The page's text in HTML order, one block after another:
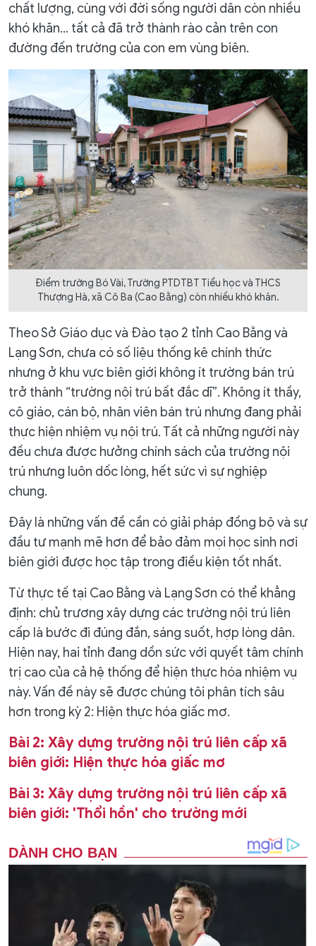
chất lượng, cùng với đời sống người dân còn nhiều
khó khăn… tất cả đã trở thành rào cản trên con
đường đến trường của con em vùng biên.
Điểm trường Bó Vài, Trường PTDTBT Tiểu học và THCS
Thượng Hà, xã Cô Ba (Cao Bằng) còn nhiều khó khăn.
Theo Sở Giáo dục và Đào tạo 2 tỉnh Cao Bằng và
Lạng Sơn, chưa có số liệu thống kê chính thức
nhưng ở khu vực biên giới không ít trường bán trú
trở thành “trường nội trú bất đắc dĩ”. Không ít thầy,
cô giáo, cán bộ, nhân viên bán trú nhưng đang phải
thực hiện nhiệm vụ nội trú. Tất cả những người này
đều chưa được hưởng chính sách của trường nội
trú nhưng luôn dốc lòng, hết sức vì sự nghiệp
chung.
Đây là những vấn đề cần có giải pháp đồng bộ và sự
đầu tư mạnh mẽ hơn để bảo đảm mọi học sinh nơi
biên giới được học tập trong điều kiện tốt nhất.
Từ thực tế tại Cao Bằng và Lạng Sơn có thể khẳng
định: chủ trương xây dựng các trường nội trú liên
cấp là bước đi đúng đắn, sáng suốt, hợp lòng dân.
Hiện nay, hai tỉnh đang dồn sức với quyết tâm chính
trị cao của cả hệ thống để hiện thực hóa nhiệm vụ
này. Vấn đề này sẽ được chúng tôi phân tích sâu
hơn trong kỳ 2: Hiện thực hóa giấc mơ.
Bài 2: Xây dựng trường nội trú liên cấp xã
biên giới: Hiện thực hóa giấc mơ
Bài 3: Xây dựng trường nội trú liên cấp xã
biên giới: 'Thổi hồn' cho trường mới